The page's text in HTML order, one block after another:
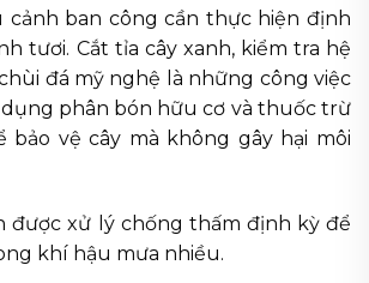
cảnh ban công cần thực hiện định
tươi. Cắt tỉa cây xanh, kiểm tra hệ
đá mỹ nghệ là những công việc
phân bón hữu cơ và thuốc trừ
bảo vệ cây mà không gây hại môi
được xử lý chống thấm định kỳ để
khí hậu mưa nhiều.